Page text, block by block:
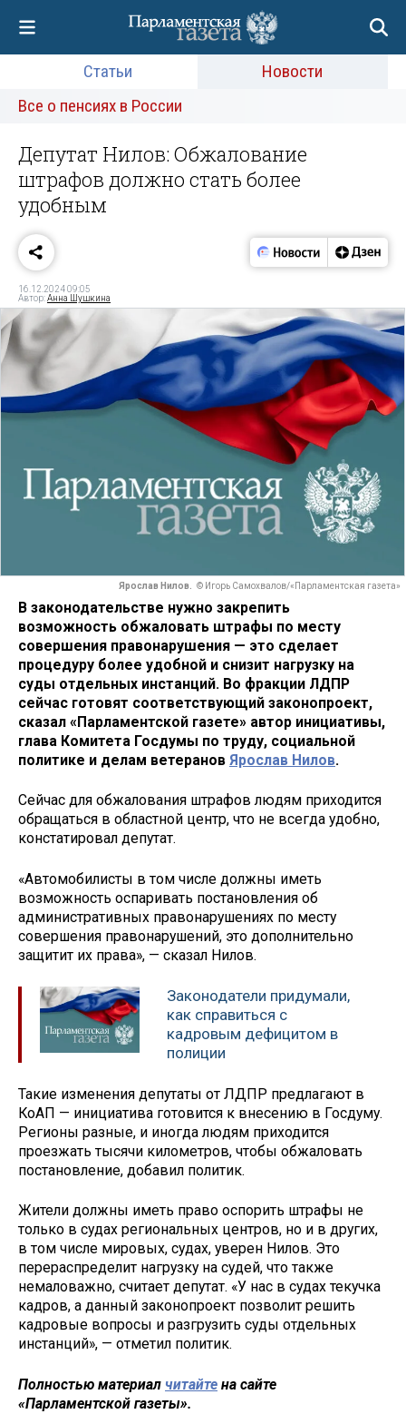
Статьи
Новости
Все о пенсиях в России
Депутат Нилов: Обжалование
штрафов должно стать более
удобным
16.12.2024 09:05
Автор:Анна Шушкина
Ярослав Нилов. © Игорь Самохвалов/«Парламентская газета»
В законодательстве нужно закрепить
возможность обжаловать штрафы по месту
совершения правонарушения — это сделает
процедуру более удобной и снизит нагрузку на
суды отдельных инстанций. Во фракции ЛДПР
сейчас готовят соответствующий законопроект,
сказал «Парламентской газете» автор инициативы,
глава Комитета Госдумы по труду, социальной
политике и делам ветеранов Ярослав Нилов.
Сейчас для обжалования штрафов людям приходится
обращаться в областной центр, что не всегда удобно,
констатировал депутат.
«Автомобилисты в том числе должны иметь
возможность оспаривать постановления об
административных правонарушениях по месту
совершения правонарушений, это дополнительно
защитит их права», — сказал Нилов.
Законодатели придумали,
как справиться с
кадровым дефицитом в
полиции
Такие изменения депутаты от ЛДПР предлагают в
КоАП — инициатива готовится к внесению в Госдуму.
Регионы разные, и иногда людям приходится
проезжать тысячи километров, чтобы обжаловать
постановление, добавил политик.
Жители должны иметь право оспорить штрафы не
только в судах региональных центров, но и в других,
в том числе мировых, судах, уверен Нилов. Это
перераспределит нагрузку на судей, что также
немаловажно, считает депутат. «У нас в судах текучка
кадров, а данный законопроект позволит решить
кадровые вопросы и разгрузить суды отдельных
инстанций», — отметил политик.
Полностью материал читайте на сайте
«Парламентской газеты».